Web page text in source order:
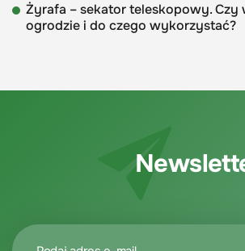
Żyrafa – sekator teleskopowy. Czy
ogrodzie i do czego wykorzystać?